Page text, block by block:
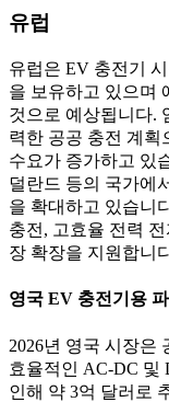
유럽
유럽은 EV 충전기
을 보유하고 있으며
것으로 예상됩니다.
력한 공공 충전 계획
수요가 증가하고 있
덜란드 등의 국가에
을 확대하고 있습니
충전, 고효율 전력
장 확장을 지원합니
영국 EV 충전기용
2026년 영국 시장은
효율적인 AC-DC 및
인해 약 3억 달러로